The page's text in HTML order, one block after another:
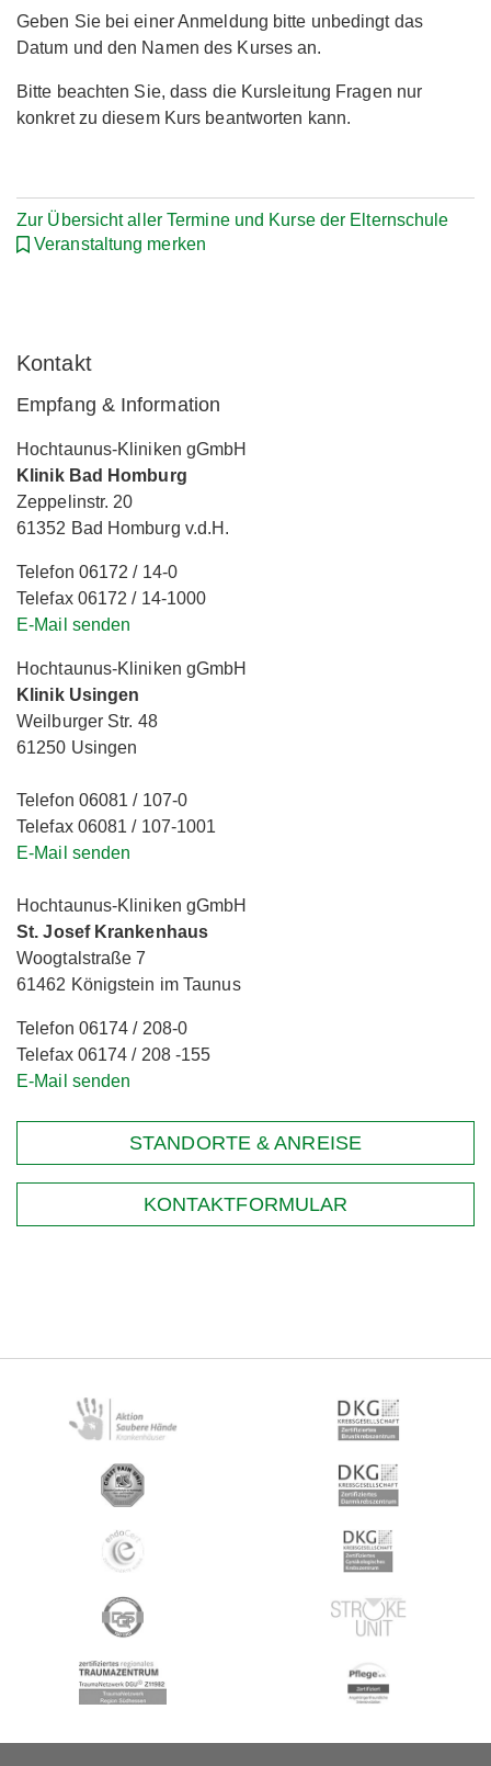
Geben Sie bei einer Anmeldung bitte unbedingt das
Datum und den Namen des Kurses an.
Bitte beachten Sie, dass die Kursleitung Fragen nur
konkret zu diesem Kurs beantworten kann.
Zur Übersicht aller Termine und Kurse der Elternschule
Veranstaltung merken
Kontakt
Empfang & Information
Hochtaunus-Kliniken gGmbH
Klinik Bad Homburg
Zeppelinstr. 20
61352 Bad Homburg v.d.H.
Telefon 06172 / 14-0
Telefax 06172 / 14-1000
E-Mail senden
Hochtaunus-Kliniken gGmbH
Klinik Usingen
Weilburger Str. 48
61250 Usingen
Telefon 06081 / 107-0
Telefax 06081 / 107-1001
E-Mail senden
Hochtaunus-Kliniken gGmbH
St. Josef Krankenhaus
Woogtalstraße 7
61462 Königstein im Taunus
Telefon 06174 / 208-0
Telefax 06174 / 208 -155
E-Mail senden
STANDORTE & ANREISE
KONTAKTFORMULAR